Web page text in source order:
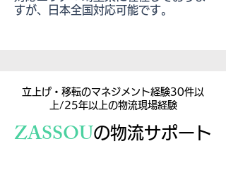
すが、日本全国対応可能です。
​立上げ・移転のマネジメント経験30件以
上/25年以上の物流現場経験
ZASSOUの物流サポート